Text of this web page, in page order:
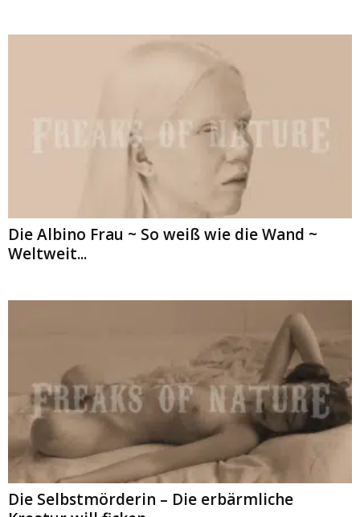
Die Albino Frau ~ So weiß wie die Wand ~
Weltweit...
Die Selbstmörderin – Die erbärmliche